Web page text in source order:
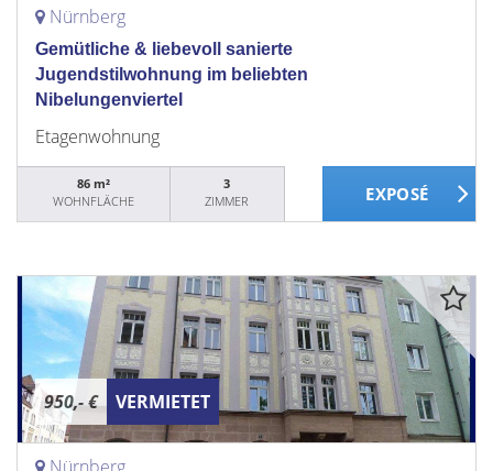
Nürnberg
Gemütliche & liebevoll sanierte
Jugendstilwohnung im beliebten
Nibelungenviertel
Etagenwohnung
86 m²
WOHNFLÄCHE
3
ZIMMER
950,- € VERMIETET